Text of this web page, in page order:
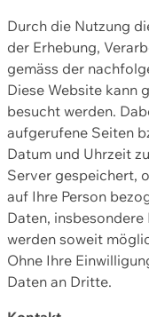
Durch die Nutzung
der Erhebung,
gemäss der
Diese Website kann
besucht werden.
aufgerufene Seiten
Datum und Uhrzeit
Server gespeichert,
auf Ihre Person
Daten, insbesondere
werden soweit
Ohne Ihre
Daten an Dritte.